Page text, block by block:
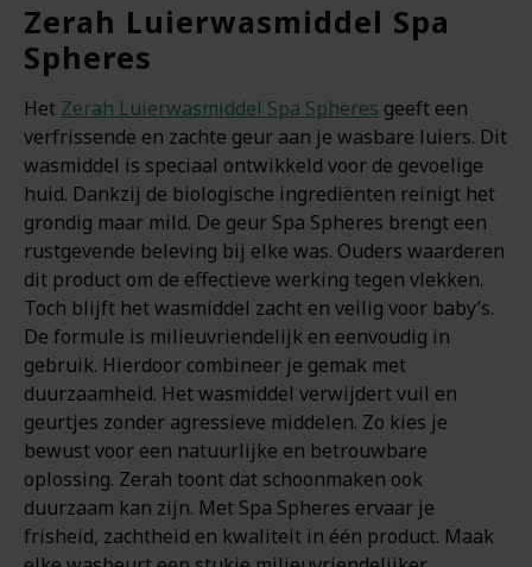
Zerah Luierwasmiddel Spa
Spheres
Het Zerah Luierwasmiddel Spa Spheres geeft een
verfrissende en zachte geur aan je wasbare luiers. Dit
wasmiddel is speciaal ontwikkeld voor de gevoelige
huid. Dankzij de biologische ingrediënten reinigt het
grondig maar mild. De geur Spa Spheres brengt een
rustgevende beleving bij elke was. Ouders waarderen
dit product om de effectieve werking tegen vlekken.
Toch blijft het wasmiddel zacht en veilig voor baby’s.
De formule is milieuvriendelijk en eenvoudig in
gebruik. Hierdoor combineer je gemak met
duurzaamheid. Het wasmiddel verwijdert vuil en
geurtjes zonder agressieve middelen. Zo kies je
bewust voor een natuurlijke en betrouwbare
oplossing. Zerah toont dat schoonmaken ook
duurzaam kan zijn. Met Spa Spheres ervaar je
frisheid, zachtheid en kwaliteit in één product. Maak